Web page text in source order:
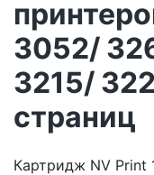
3052/
3215/
страниц
Картридж NV Print